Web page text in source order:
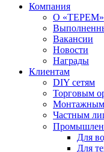
Компания
О «ТЕРЕМ»
Вакансии
Новости
Награды
Клиентам
DIY сетям
Торговым
Монтажным
Частным
Для
Для